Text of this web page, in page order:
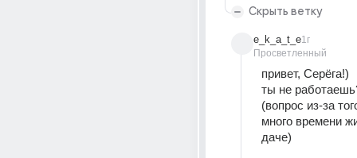
Скрыть ветку
e_k_a_t_e
Просветленный
1г
привет, Серёга!)
ты не
(вопрос из-за
много времени
даче)